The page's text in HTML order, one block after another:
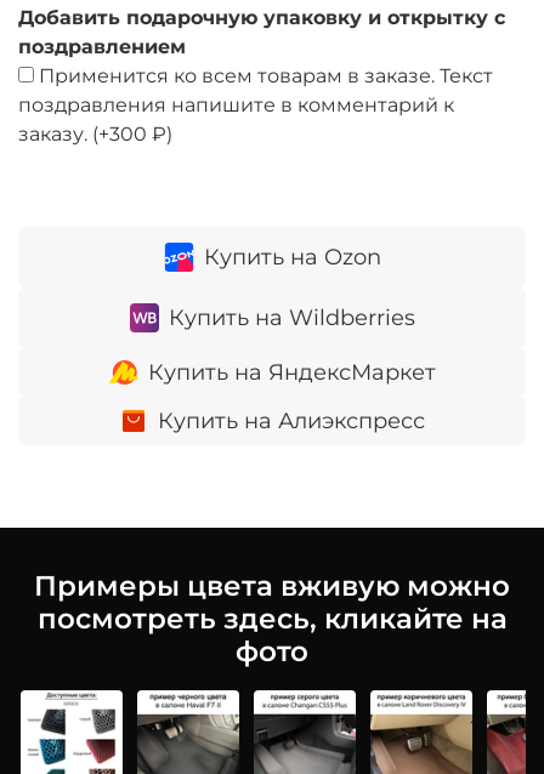
Купить на Ozon
Купить на Wildberries
Купить на ЯндексМаркет
Купить на Алиэкспресс
Добавить подарочную упаковку и открытку с
поздравлением
Применится ко всем товарам в заказе. Текст
поздравления напишите в комментарий к
заказу. (+300 ₽)
Примеры цвета вживую можно
посмотреть здесь, кликайте на
фото